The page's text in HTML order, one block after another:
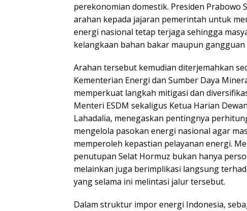
perekonomian domestik. Presiden Prabowo
arahan kepada jajaran pemerintah untuk
energi nasional tetap terjaga sehingga
kelangkaan bahan bakar maupun
Arahan tersebut kemudian diterjemahkan
Kementerian Energi dan Sumber Daya
memperkuat langkah mitigasi dan
Menteri ESDM sekaligus Ketua Harian
Lahadalia, menegaskan pentingnya
mengelola pasokan energi nasional agar
memperoleh kepastian pelayanan energi.
penutupan Selat Hormuz bukan hanya
melainkan juga berimplikasi langsung
yang selama ini melintasi jalur tersebut.
Dalam struktur impor energi Indonesia,